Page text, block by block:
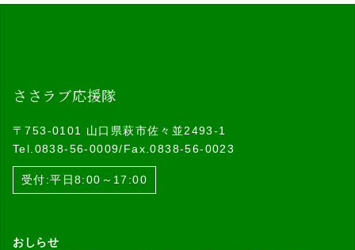
ささラブ応援隊
〒753-0101 山口県萩市佐々並2493-1
Tel.0838-56-0009/Fax.0838-56-0023
受付:平日8:00～17:00
おしらせ